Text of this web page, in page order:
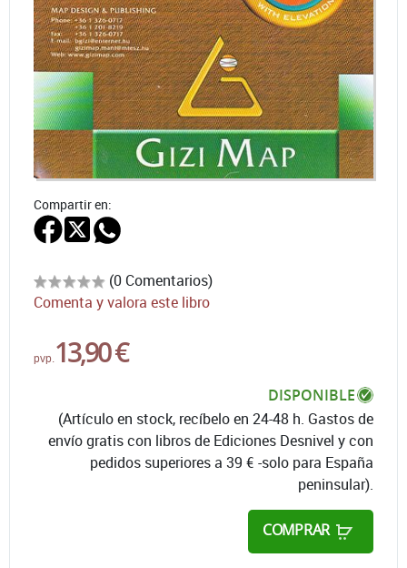
Compartir en:
(0 Comentarios)
Comenta y valora este libro
pvp. 13,90 €
DISPONIBLE
(Artículo en stock, recíbelo en 24-48 h. Gastos de
envío gratis con libros de Ediciones Desnivel y con
pedidos superiores a 39 € -solo para España
peninsular).
COMPRAR